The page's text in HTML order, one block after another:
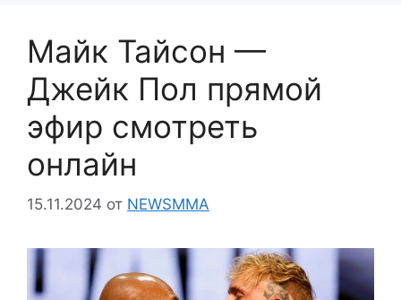
Майк Тайсон —
Джейк Пол прямой
эфир смотреть
онлайн
15.11.2024 от NEWSMMA